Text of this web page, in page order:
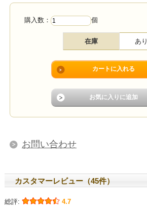
購入数： 個
在庫 あり
お問い合わせ
カスタマーレビュー（45件）
総評: 4.7